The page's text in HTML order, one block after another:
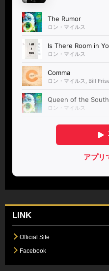
LINK
Official Site
Facebook